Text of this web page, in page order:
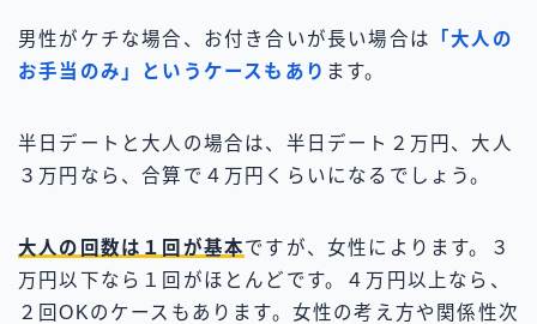
男性がケチな場合、お付き合いが長い場合は
「大人の
お手当のみ」というケースもあり ます。
半日デートと大人の場合は、半日デート２万円、大人
３万円なら、合算で４万円くらいになるでしょう。
大人の回数は１回が基本ですが、女性によります。３
万円以下なら１回がほとんどです。４万円以上なら、
２回OKのケースもあります。女性の考え方や関係性次